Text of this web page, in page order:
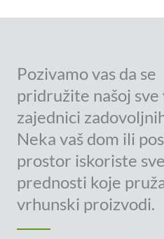
Pozivamo vas da se
pridružite našoj sve
zajednici
Neka vaš dom ili
prostor iskoriste sve
prednosti koje
vrhunski proizvodi.